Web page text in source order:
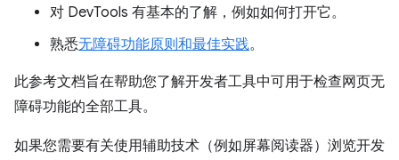
对 DevTools 有基本的了解，例如如何打开它。
熟悉无障碍功能原则和最佳实践。
此参考文档旨在帮助您了解开发者工具中可用于检查网页无
障碍功能的全部工具。
如果您需要有关使用辅助技术（例如屏幕阅读器）浏览开发